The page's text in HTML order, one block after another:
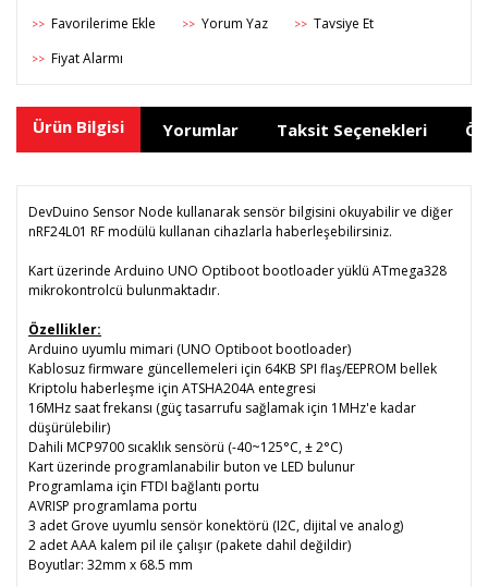
>> >> Yorum Yaz >> Tavsiye Et
>> Fiyat Alarmı
Ürün Bilgisi Yorumlar Taksit Seçenekleri
DevDuino Sensor Node kullanarak sensör bilgisini okuyabilir ve diğer
nRF24L01 RF modülü kullanan cihazlarla haberleşebilirsiniz.
Kart üzerinde Arduino UNO Optiboot bootloader yüklü ATmega328
mikrokontrolcü bulunmaktadır.
Özellikler:
Arduino uyumlu mimari (UNO Optiboot bootloader)
Kablosuz firmware güncellemeleri için 64KB SPI flaş/EEPROM bellek
Kriptolu haberleşme için ATSHA204A entegresi
16MHz saat frekansı (güç tasarrufu sağlamak için 1MHz'e kadar
düşürülebilir)
Dahili MCP9700 sıcaklık sensörü (-40~125°C, ± 2°C)
Kart üzerinde programlanabilir buton ve LED bulunur
Programlama için FTDI bağlantı portu
AVRISP programlama portu
3 adet Grove uyumlu sensör konektörü (I2C, dijital ve analog)
2 adet AAA kalem pil ile çalışır (pakete dahil değildir)
Boyutlar: 32mm x 68.5 mm